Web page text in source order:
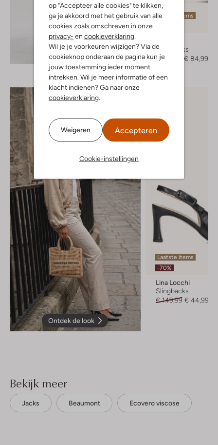
op "Accepteer alle cookies" te klikken,
ga je akkoord met het gebruik van alle
cookies zoals omschreven in onze
privacy- en cookieverklaring
Wil je je voorkeuren wijzigen? Via de
cookieknop onderaan de pagina kun je
jouw toestemming ieder moment
intrekken. Wil je meer informatie of een
klacht indienen? Ga naar onze
cookieverklaring
Weigeren Accepteren
Cookie-instellingen
Ontdek de look
Laatste items
Slingbacks
€ 169,99
€ 84,99
Ontdek de look
Laatste items
-70%
Lina Locchi
Slingbacks
€ 149,99 € 44,99
Bekijk meer
Jacks Beaumont Ecovero viscose